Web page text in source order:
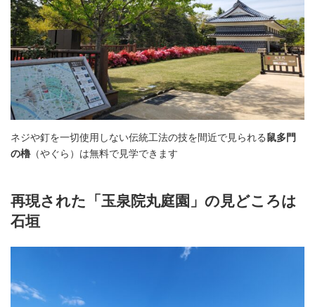
ネジや釘を一切使用しない伝統工法の技を間近で見られる鼠多門
の櫓（やぐら）は無料で見学できます
再現された「玉泉院丸庭園」の見どころは
石垣